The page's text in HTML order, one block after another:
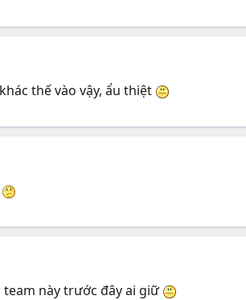
thế vào vậy, ẩu thiệt
này trước đây ai giữ